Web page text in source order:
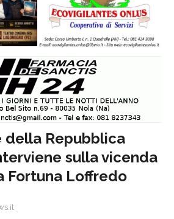
della Repubblica
sulla vicenda
Fortuna Loffredo